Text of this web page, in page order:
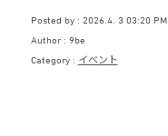
Posted by
2026.4. 3 03:20 PM
Author
9be
Category
イベント